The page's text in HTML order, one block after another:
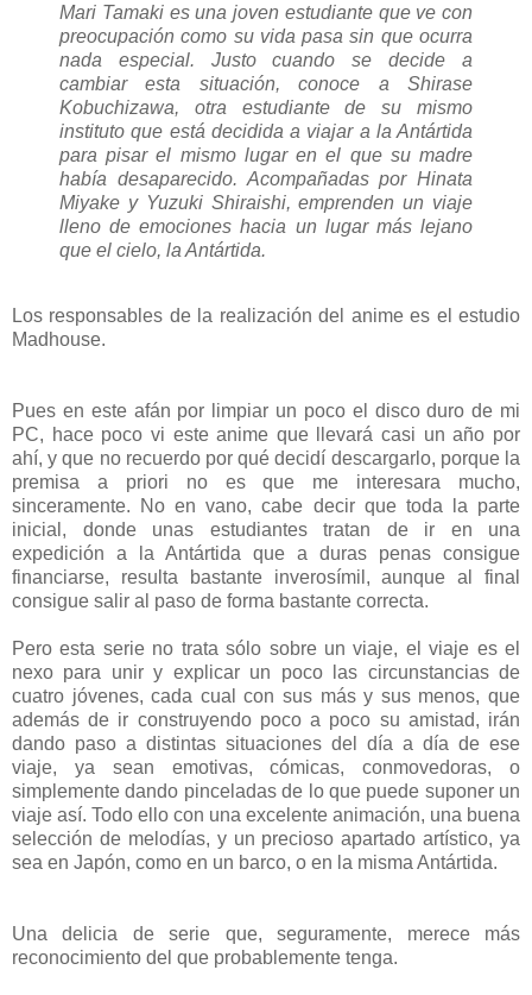
Mari Tamaki es una joven estudiante que ve con
preocupación como su vida pasa sin que ocurra
nada especial. Justo cuando se decide a
cambiar esta situación, conoce a Shirase
Kobuchizawa, otra estudiante de su mismo
instituto que está decidida a viajar a la Antártida
para pisar el mismo lugar en el que su madre
había desaparecido. Acompañadas por Hinata
Miyake y Yuzuki Shiraishi, emprenden un viaje
lleno de emociones hacia un lugar más lejano
que el cielo, la Antártida.
Los responsables de la realización del anime es el estudio
Madhouse.
Pues en este afán por limpiar un poco el disco duro de mi
PC, hace poco vi este anime que llevará casi un año por
ahí, y que no recuerdo por qué decidí descargarlo, porque la
premisa a priori no es que me interesara mucho,
sinceramente. No en vano, cabe decir que toda la parte
inicial, donde unas estudiantes tratan de ir en una
expedición a la Antártida que a duras penas consigue
financiarse, resulta bastante inverosímil, aunque al final
consigue salir al paso de forma bastante correcta.
Pero esta serie no trata sólo sobre un viaje, el viaje es el
nexo para unir y explicar un poco las circunstancias de
cuatro jóvenes, cada cual con sus más y sus menos, que
además de ir construyendo poco a poco su amistad, irán
dando paso a distintas situaciones del día a día de ese
viaje, ya sean emotivas, cómicas, conmovedoras, o
simplemente dando pinceladas de lo que puede suponer un
viaje así. Todo ello con una excelente animación, una buena
selección de melodías, y un precioso apartado artístico, ya
sea en Japón, como en un barco, o en la misma Antártida.
Una delicia de serie que, seguramente, merece más
reconocimiento del que probablemente tenga.